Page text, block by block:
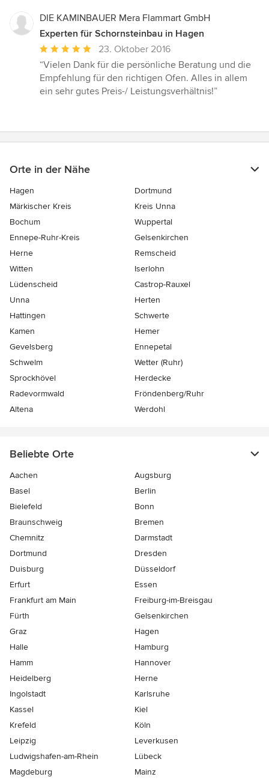
DIE KAMINBAUER Mera Flammart GmbH
Experten für Schornsteinbau in Hagen
Durchschnittliche
Bewertung:
5
von
23. Oktober 2016
“Vielen Dank für die persönliche Beratung und die
Empfehlung für den richtigen Ofen. Alles in allem
ein sehr gutes Preis-/ Leistungsverhältnis!”
Orte in der Nähe
Hagen
Dortmund
Märkischer Kreis
Kreis Unna
Bochum
Wuppertal
Ennepe-Ruhr-Kreis
Gelsenkirchen
Herne
Remscheid
Witten
Iserlohn
Lüdenscheid
Castrop-Rauxel
Unna
Herten
Hattingen
Schwerte
Kamen
Hemer
Gevelsberg
Ennepetal
Schwelm
Wetter (Ruhr)
Sprockhövel
Herdecke
Radevormwald
Fröndenberg/Ruhr
Altena
Werdohl
Beliebte Orte
Aachen
Augsburg
Basel
Berlin
Bielefeld
Bonn
Braunschweig
Bremen
Chemnitz
Darmstadt
Dortmund
Dresden
Duisburg
Düsseldorf
Erfurt
Essen
Frankfurt am Main
Freiburg-im-Breisgau
Fürth
Gelsenkirchen
Graz
Hagen
Halle
Hamburg
Hamm
Hannover
Heidelberg
Herne
Ingolstadt
Karlsruhe
Kassel
Kiel
Krefeld
Köln
Leipzig
Leverkusen
Ludwigshafen-am-Rhein
Lübeck
Magdeburg
Mainz